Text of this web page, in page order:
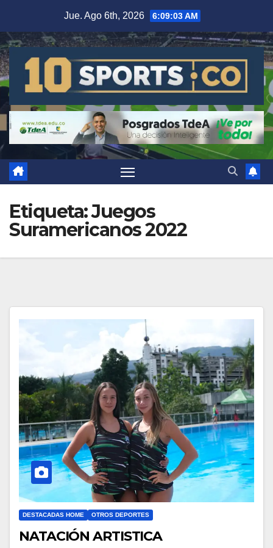
Jue. Ago 6th, 2026 6:09:04 AM
Etiqueta:Juegos
Suramericanos 2022
DESTACADAS HOME OTROS DEPORTES
NATACIÓN ARTISTICA